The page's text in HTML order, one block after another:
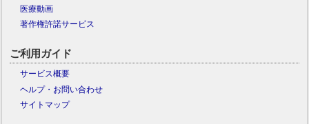
医療動画
著作権許諾サービス
ご利用ガイド
サービス概要
ヘルプ・お問い合わせ
サイトマップ